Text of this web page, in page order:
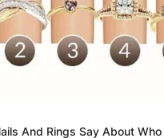
And Rings Say About Who